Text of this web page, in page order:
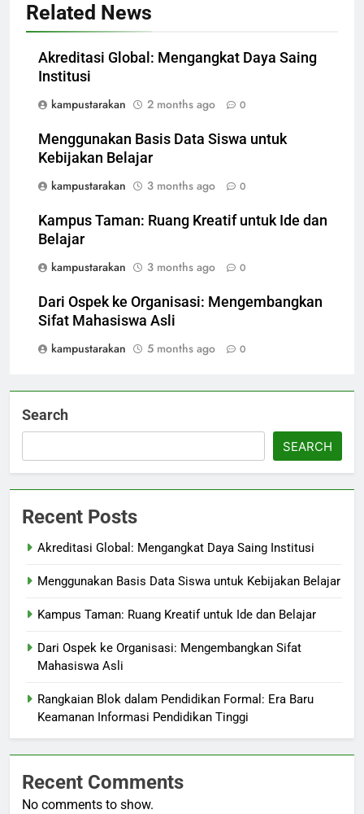
Related News
Akreditasi Global: Mengangkat Daya Saing
Institusi
kampustarakan
2 months ago 0
Menggunakan Basis Data Siswa untuk
Kebijakan Belajar
kampustarakan
3 months ago 0
Kampus Taman: Ruang Kreatif untuk Ide dan
Belajar
kampustarakan
3 months ago 0
Dari Ospek ke Organisasi: Mengembangkan
Sifat Mahasiswa Asli
kampustarakan
5 months ago 0
Search
SEARCH
Recent Posts
Akreditasi Global: Mengangkat Daya Saing Institusi
Menggunakan Basis Data Siswa untuk Kebijakan Belajar
Kampus Taman: Ruang Kreatif untuk Ide dan Belajar
Dari Ospek ke Organisasi: Mengembangkan Sifat
Mahasiswa Asli
Rangkaian Blok dalam Pendidikan Formal: Era Baru
Keamanan Informasi Pendidikan Tinggi
Recent Comments
No comments to show.